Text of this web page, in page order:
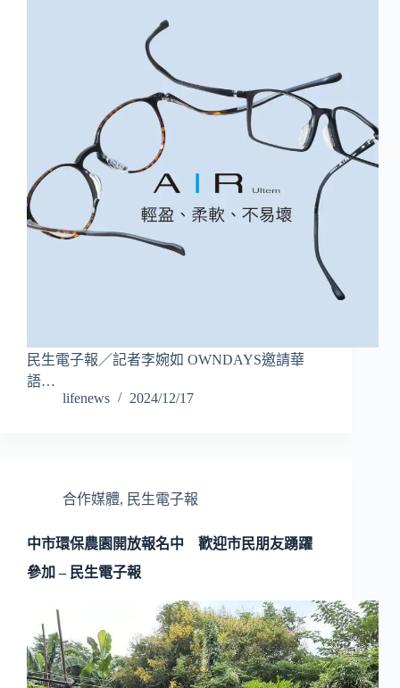
民生電子報／記者李婉如 OWNDAYS邀請華
語…
lifenews
2024/12/17
合作媒體, 民生電子報
中市環保農園開放報名中 歡迎市民朋友踴躍
參加 – 民生電子報